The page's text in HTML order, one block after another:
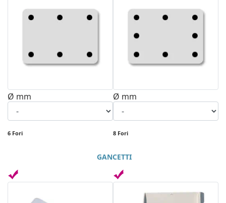
Ø mm
6 Fori
Ø mm
8 Fori
GANCETTI